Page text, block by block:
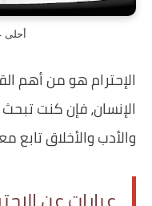
أحلى
الإحترام هو من أهم
الإنسان، فإن كنت
والأدب والأخلاق تابع